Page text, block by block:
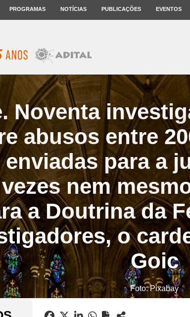
PROGRAMAS NOTÍCIAS PUBLICAÇÕES EVENTOS
Noventa
abusos entre
para a
nem
a Doutrina da
o
Goic
Foto: Pixabay